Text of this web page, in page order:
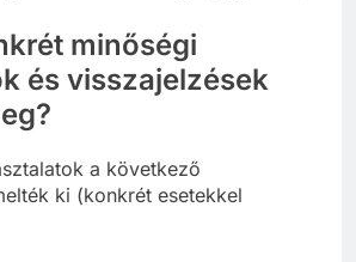
minőségi
és visszajelzések
a következő
ki (konkrét esetekkel